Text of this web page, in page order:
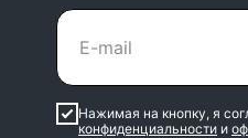
Нажимая на кнопку, я
конфиденциальности и